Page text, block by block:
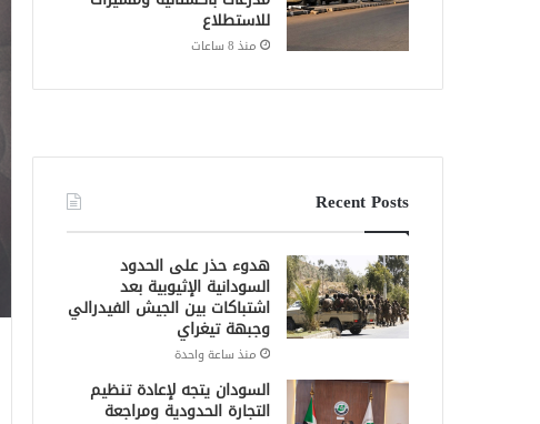
للاستطلاع
منذ 8 ساعات
Recent Posts
هدوء حذر على الحدود
السودانية الإثيوبية بعد
اشتباكات بين الجيش الفيدرالي
وجبهة تيغراي
منذ ساعة واحدة
السودان يتجه لإعادة تنظيم
التجارة الحدودية ومراجعة